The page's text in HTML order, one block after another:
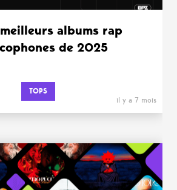
albums rap
de 2025
TOPS
il y a 7 mois